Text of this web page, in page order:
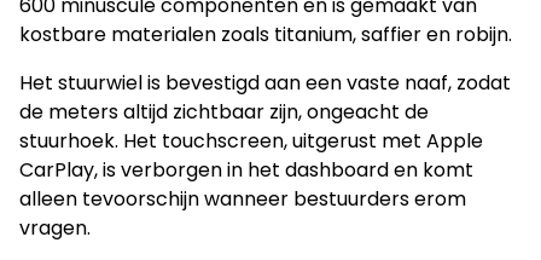
kostbare materialen zoals titanium, saffier en robijn.
Het stuurwiel is bevestigd aan een vaste naaf, zodat
de meters altijd zichtbaar zijn, ongeacht de
stuurhoek. Het touchscreen, uitgerust met Apple
CarPlay, is verborgen in het dashboard en komt
alleen tevoorschijn wanneer bestuurders erom
vragen.